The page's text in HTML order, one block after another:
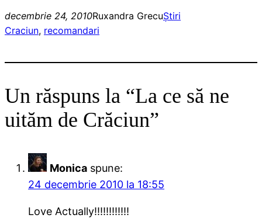
decembrie 24, 2010Ruxandra GrecuŞtiri
Craciun, recomandari
Un răspuns la “La ce să ne
uităm de Crăciun”
Monica spune:
24 decembrie 2010 la 18:55
Love Actually!!!!!!!!!!!!